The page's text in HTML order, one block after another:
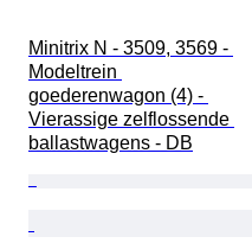
Minitrix N - 3509, 3569 -
Modeltrein
goederenwagon (4) -
Vierassige zelflossende
ballastwagens - DB